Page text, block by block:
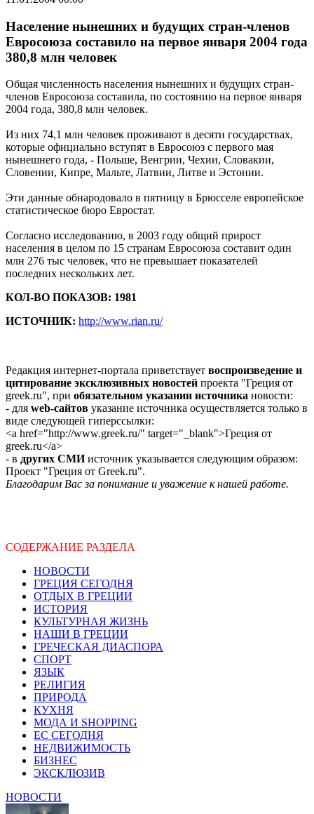
Население нынешних и будущих стран-членов
Евросоюза составило на первое января 2004 года
380,8 млн человек
Общая численность населения нынешних и будущих стран-
членов Евросоюза составила, по состоянию на первое января
2004 года, 380,8 млн человек.
Из них 74,1 млн человек проживают в десяти государствах,
которые официально вступят в Евросоюз с первого мая
нынешнего года, - Польше, Венгрии, Чехии, Словакии,
Словении, Кипре, Мальте, Латвии, Литве и Эстонии.
Эти данные обнародовало в пятницу в Брюсселе европейское
статистическое бюро Евростат.
Согласно исследованию, в 2003 году общий прирост
населения в целом по 15 странам Евросоюза составит один
млн 276 тыс человек, что не превышает показателей
последних нескольких лет.
КОЛ-ВО ПОКАЗОВ: 1981
ИСТОЧНИК: http://www.rian.ru/
Редакция интернет-портала приветствует воспроизведение и
цитирование эксклюзивных новостей проекта "Греция от
greek.ru", при обязательном указании источника новости:
- для web-сайтов указание источника осуществляется только в
виде следующей гиперссылки:
<a href="http://www.greek.ru/" target="_blank">Греция от
greek.ru</a>
- в других СМИисточник указывается следующим образом:
Проект "Греция от Greek.ru".
Благодарим Вас за понимание и уважение к нашей работе.
СОДЕРЖАНИЕ РАЗДЕЛА
НОВОСТИ
ГРЕЦИЯ СЕГОДНЯ
ОТДЫХ В ГРЕЦИИ
ИСТОРИЯ
КУЛЬТУРНАЯ ЖИЗНЬ
НАШИ В ГРЕЦИИ
ГРЕЧЕСКАЯ ДИАСПОРА
СПОРТ
ЯЗЫК
РЕЛИГИЯ
ПРИРОДА
КУХНЯ
МОДА И SHOPPING
ЕС СЕГОДНЯ
НЕДВИЖИМОСТЬ
БИЗНЕС
ЭКСКЛЮЗИВ
НОВОСТИ